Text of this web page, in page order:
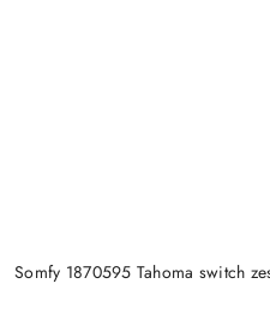
Somfy 1870595 Tahoma switch